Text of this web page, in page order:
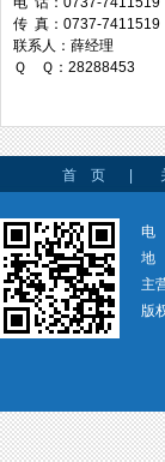
台湾万事达切
传 真：0737-7411519
联系人：薛经理
Ｑ Ｑ：28288453
首 页
电
地
主
版